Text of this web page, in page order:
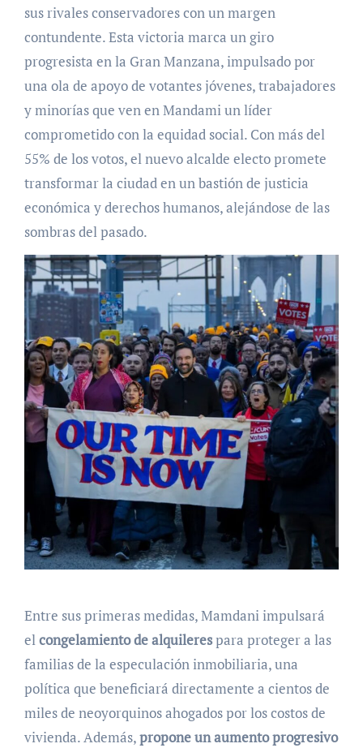
sus rivales conservadores con un margen
contundente. Esta victoria marca un giro
progresista en la Gran Manzana, impulsado por
una ola de apoyo de votantes jóvenes, trabajadores
y minorías que ven en Mandami un líder
comprometido con la equidad social. Con más del
55% de los votos, el nuevo alcalde electo promete
transformar la ciudad en un bastión de justicia
económica y derechos humanos, alejándose de las
sombras del pasado.
Entre sus primeras medidas, Mamdani impulsará
elcongelamiento de alquilerespara proteger a las
familias de la especulación inmobiliaria, una
política que beneficiará directamente a cientos de
miles de neoyorquinos ahogados por los costos de
vivienda. Además,propone un aumento progresivo